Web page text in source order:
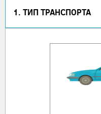
1. ТИП ТРАНСПОРТА